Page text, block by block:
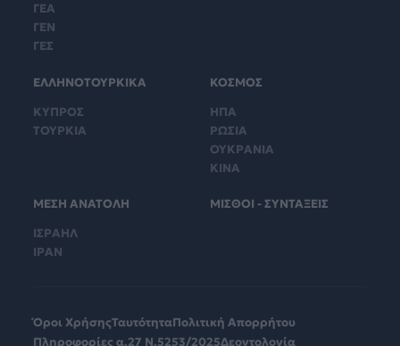
ΓΕΑ
ΓΕΝ
ΓΕΣ
ΕΛΛΗΝΟΤΟΥΡΚΙΚΑ
ΚΥΠΡΟΣ
ΤΟΥΡΚΙΑ
ΚΟΣΜΟΣ
ΗΠΑ
ΡΩΣΙΑ
ΟΥΚΡΑΝΙΑ
ΚΙΝΑ
ΜΕΣΗ ΑΝΑΤΟΛΗ
ΙΣΡΑΗΛ
ΙΡΑΝ
ΜΙΣΘΟΙ - ΣΥΝΤΑΞΕΙΣ
Όροι ΧρήσηςΤαυτότηταΠολιτική Απορρήτου
Πληροφορίες α.27 Ν.5253/2025Δεοντολογία